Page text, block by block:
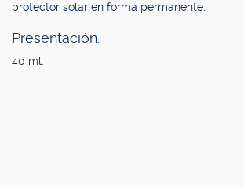
protector solar en forma permanente.
Presentación.
40 ml.